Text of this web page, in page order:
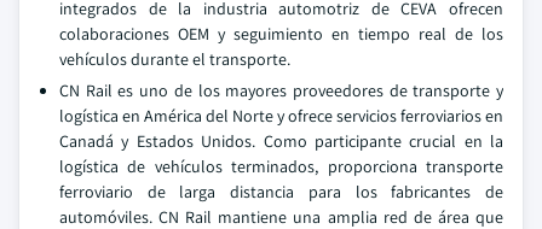
integrados de la industria automotriz de CEVA ofrecen
colaboraciones OEM y seguimiento en tiempo real de los
vehículos durante el transporte.
CN Rail es uno de los mayores proveedores de transporte y
logística en América del Norte y ofrece servicios ferroviarios en
Canadá y Estados Unidos. Como participante crucial en la
logística de vehículos terminados, proporciona transporte
ferroviario de larga distancia para los fabricantes de
automóviles. CN Rail mantiene una amplia red de área que